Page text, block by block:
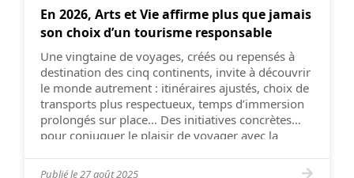
En 2026, Arts et Vie affirme plus que jamais
son choix d’un tourisme responsable
Une vingtaine de voyages, créés ou repensés à
destination des cinq continents, invite à découvrir
le monde autrement : itinéraires ajustés, choix de
transports plus respectueux, temps d’immersion
prolongés sur place… Des initiatives concrètes
pour conjuguer le plaisir de voyager avec la
Publié le27 août 2025